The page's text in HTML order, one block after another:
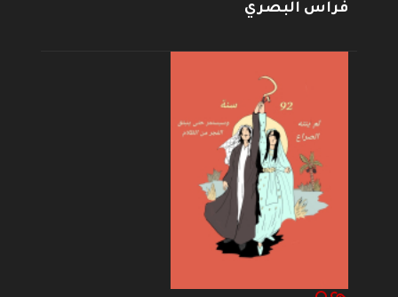
فراس البصري